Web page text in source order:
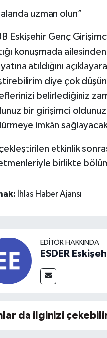
uzman olun”
Eskişehir Genç
konuşmada
atıldığını
diye çok
belirlediğiniz
bir girişimci oldunuz
imkân
etkinlik
birlikte
İhlas Haber Ajansı
EDITÖR HAKKINDA
ESDER
da ilginizi